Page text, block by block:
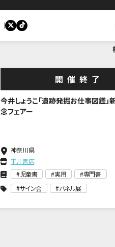
開催終了
今井しょうこ「遺跡発掘お仕事図鑑」
念フェアー
神奈川県
平井書店
児童書
実用
専門書
サイン会
パネル展